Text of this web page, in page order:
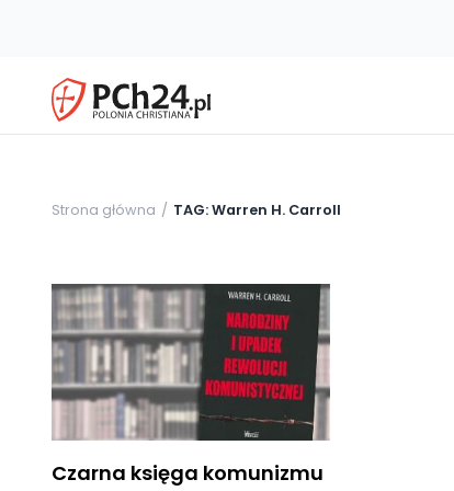
Strona główna TAG: Warren H. Carroll
Czarna księga komunizmu